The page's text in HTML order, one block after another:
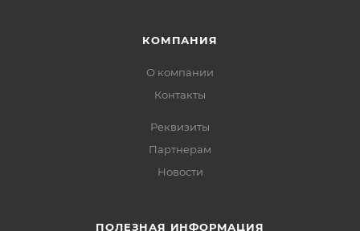
КОМПАНИЯ
О компании
Контакты
Реквизиты
Партнерам
Новости
ПОЛЕЗНАЯ ИНФОРМАЦИЯ